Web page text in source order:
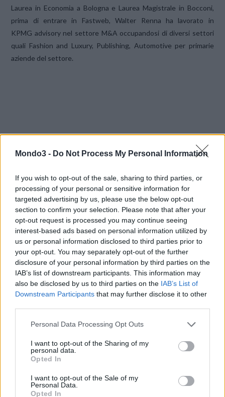
Mondo3 - Do Not Process My Personal Information
If you wish to opt-out of the sale, sharing to third parties, or
processing of your personal or sensitive information for
targeted advertising by us, please use the below opt-out
section to confirm your selection. Please note that after your
opt-out request is processed you may continue seeing
interest-based ads based on personal information utilized by
us or personal information disclosed to third parties prior to
your opt-out. You may separately opt-out of the further
disclosure of your personal information by third parties on the
IAB’s list of downstream participants. This information may
also be disclosed by us to third parties on the IAB’s List of
Downstream Participants that may further disclose it to other
Personal Data Processing Opt Outs
I want to opt-out of the Sharing of my
personal data.
Opted In
I want to opt-out of the Sale of my
Personal Data.
Opted In
Laurea in Economia a Bologna e Laurea Magistrale in Bocconi,
prima di entrare in Fastweb, Walter Renna ha lavorato in
KPMG advisory nel settore M&A occupandosi di diversi settori
quali Fashion and Luxury, Publishing, Automotive per primarie
aziende del settore.
E-mail LinkedIn Facebook
X Mastodon Telegram
WhatsApp Stampa Altro
LE MIGLIORI OFFERTE AMAZON